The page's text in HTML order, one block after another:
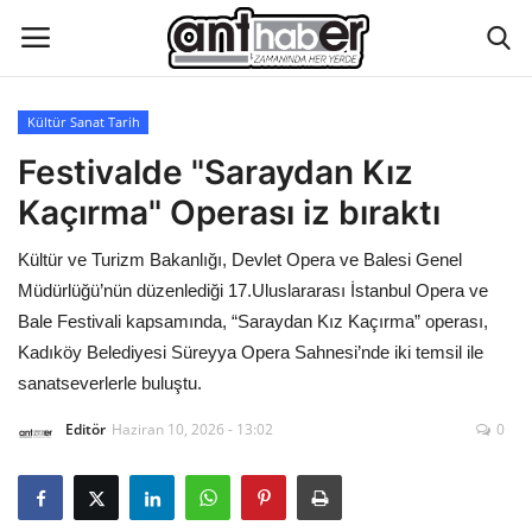
Künye
Eğitim
Aktüel Magazin
Hakkımızda
Çevre
Kültür Sanat Tarih
Festivalde "Saraydan Kız
Kaçırma" Operası iz bıraktı
Kültür ve Turizm Bakanlığı, Devlet Opera ve Balesi Genel
Müdürlüğü’nün düzenlediği 17.Uluslararası İstanbul Opera ve
Bale Festivali kapsamında, “Saraydan Kız Kaçırma” operası,
Kadıköy Belediyesi Süreyya Opera Sahnesi’nde iki temsil ile
sanatseverlerle buluştu.
Editör Haziran 10, 2026 - 13:02 0